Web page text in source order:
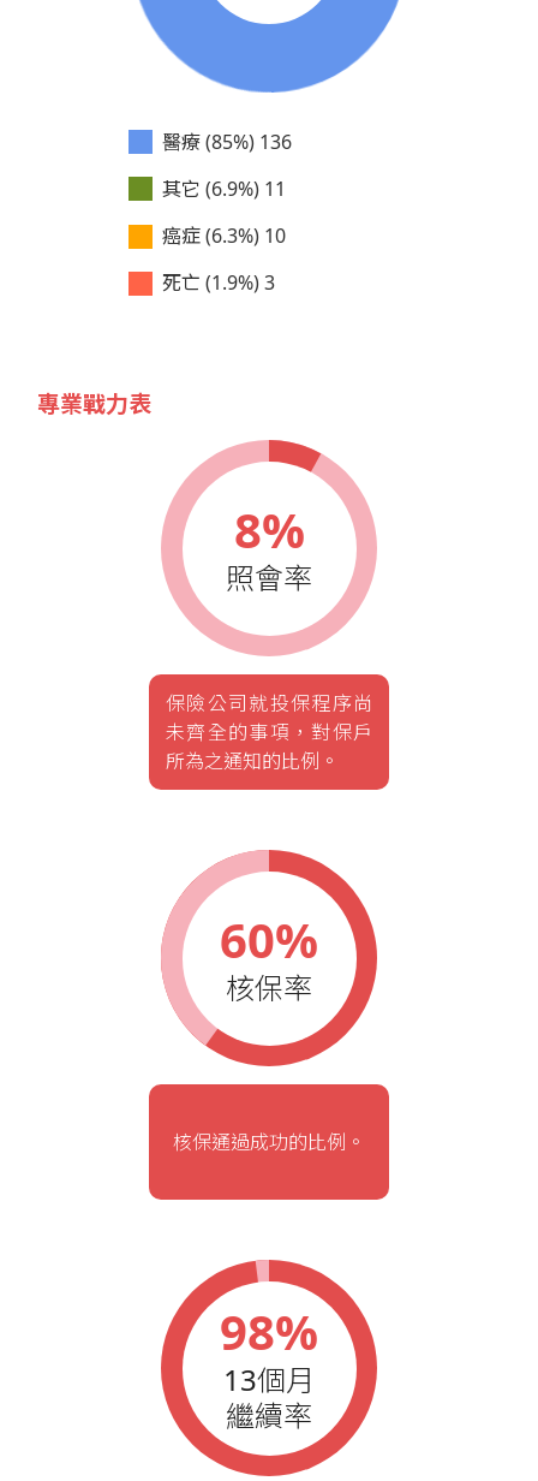
醫療 (85%) 136
其它 (6.9%) 11
癌症 (6.3%) 10
死亡 (1.9%) 3
專業戰力表
8%
照會率
保險公司就投保程序尚
未齊全的事項，對保戶
所為之通知的比例。
60%
核保率
核保通過成功的比例。
98%
13個月
繼續率